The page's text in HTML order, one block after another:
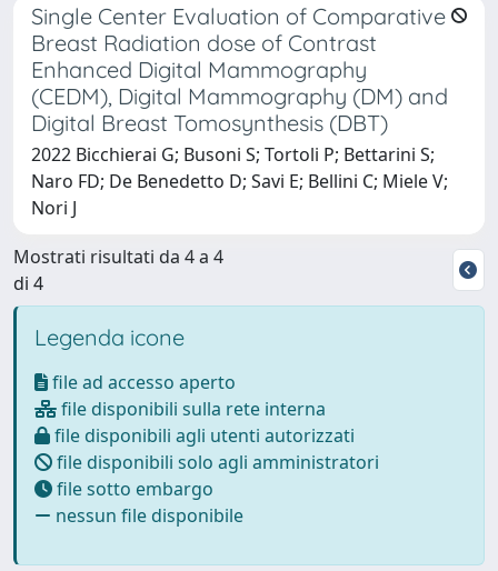
Single Center Evaluation of Comparative
Breast Radiation dose of Contrast
Enhanced Digital Mammography
(CEDM), Digital Mammography (DM) and
Digital Breast Tomosynthesis (DBT)
2022 Bicchierai G; Busoni S; Tortoli P; Bettarini S;
Naro FD; De Benedetto D; Savi E; Bellini C; Miele V;
Nori J
Mostrati risultati da 4 a 4
di 4
Legenda icone
file ad accesso aperto
file disponibili sulla rete interna
file disponibili agli utenti autorizzati
file disponibili solo agli amministratori
file sotto embargo
nessun file disponibile